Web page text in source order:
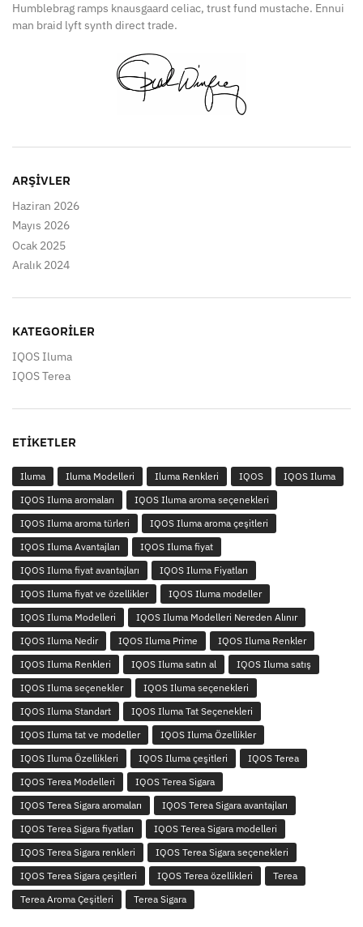
Humblebrag ramps knausgaard celiac, trust fund mustache. Ennui
man braid lyft synth direct trade.
ARŞIVLER
Haziran 2026
Mayıs 2026
Ocak 2025
Aralık 2024
KATEGORILER
IQOS Iluma
IQOS Terea
ETIKETLER
Iluma Iluma Modelleri Iluma Renkleri IQOS
IQOS Iluma
IQOS Iluma aromaları
IQOS Iluma aroma seçenekleri
IQOS Iluma aroma türleri
IQOS Iluma aroma çeşitleri
IQOS Iluma Avantajları
IQOS Iluma fiyat
IQOS Iluma fiyat avantajları
IQOS Iluma Fiyatları
IQOS Iluma fiyat ve özellikler
IQOS Iluma modeller
IQOS Iluma Modelleri
IQOS Iluma Modelleri Nereden Alınır
IQOS Iluma Nedir
IQOS Iluma Prime
IQOS Iluma Renkler
IQOS Iluma Renkleri
IQOS Iluma satın al
IQOS Iluma satış
IQOS Iluma seçenekler
IQOS Iluma seçenekleri
IQOS Iluma Standart
IQOS Iluma Tat Seçenekleri
IQOS Iluma tat ve modeller
IQOS Iluma Özellikler
IQOS Iluma Özellikleri
IQOS Iluma çeşitleri
IQOS Terea
IQOS Terea Modelleri
IQOS Terea Sigara
IQOS Terea Sigara aromaları
IQOS Terea Sigara avantajları
IQOS Terea Sigara fiyatları
IQOS Terea Sigara modelleri
IQOS Terea Sigara renkleri
IQOS Terea Sigara seçenekleri
IQOS Terea Sigara çeşitleri
IQOS Terea özellikleri
Terea
Terea Aroma Çeşitleri
Terea Sigara